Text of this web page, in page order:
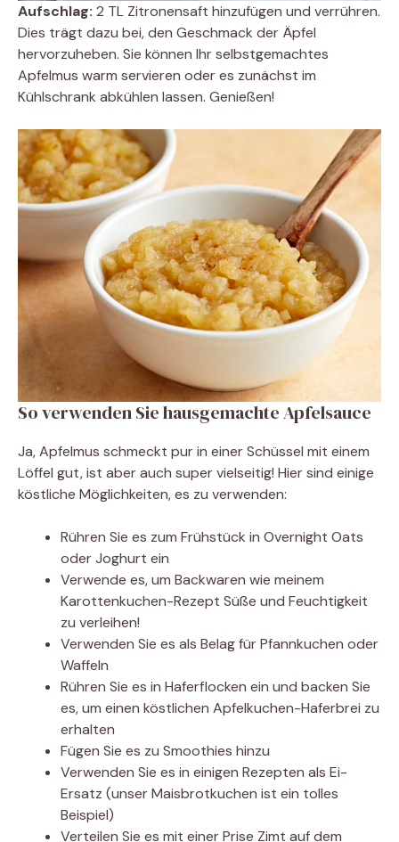
Aufschlag: 2 TL Zitronensaft hinzufügen und verrühren.
Dies trägt dazu bei, den Geschmack der Äpfel
hervorzuheben. Sie können Ihr selbstgemachtes
Apfelmus warm servieren oder es zunächst im
Kühlschrank abkühlen lassen. Genießen!
So verwenden Sie hausgemachte Apfelsauce
Ja, Apfelmus schmeckt pur in einer Schüssel mit einem
Löffel gut, ist aber auch super vielseitig! Hier sind einige
köstliche Möglichkeiten, es zu verwenden:
Rühren Sie es zum Frühstück in Overnight Oats
oder Joghurt ein
Verwende es, um Backwaren wie meinem
Karottenkuchen-Rezept Süße und Feuchtigkeit
zu verleihen!
Verwenden Sie es als Belag für Pfannkuchen oder
Waffeln
Rühren Sie es in Haferflocken ein und backen Sie
es, um einen köstlichen Apfelkuchen-Haferbrei zu
erhalten
Fügen Sie es zu Smoothies hinzu
Verwenden Sie es in einigen Rezepten als Ei-
Ersatz (unser Maisbrotkuchen ist ein tolles
Beispiel)
Verteilen Sie es mit einer Prise Zimt auf dem